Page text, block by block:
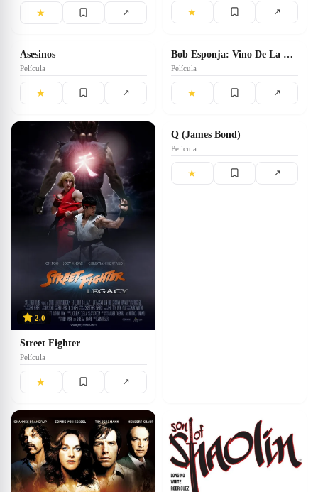
★ ↗ ★ ↗
Asesinos
Película
★ ↗
Bob Esponja: Vino De La Laguna Viscosa
Película
★ ↗
2.0
Street Fighter
Película
★ ↗
Q (James Bond)
Película
★ ↗